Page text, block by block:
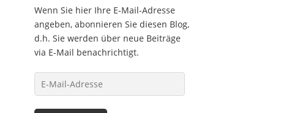
Wenn Sie hier Ihre E-Mail-Adresse
angeben, abonnieren Sie diesen Blog,
d.h. Sie werden über neue Beiträge
via E-Mail benachrichtigt.
Mail-
Adresse